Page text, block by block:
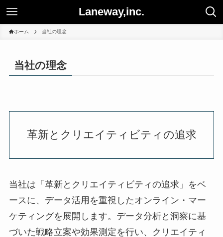
Laneway,inc.
ホーム 当社の理念
当社の理念
革新とクリエイティビティの追求
当社は「革新とクリエイティビティの追求」をベ
ースに、データ活用を重視したオンライン・マー
ケティングを展開します。データ分析と洞察に基
づいた戦略立案や効果測定を行い、クリエイティ